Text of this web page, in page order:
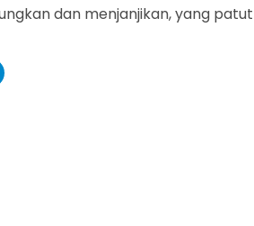
dan menjanjikan, yang